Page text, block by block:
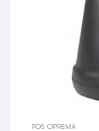
POS OPREMA